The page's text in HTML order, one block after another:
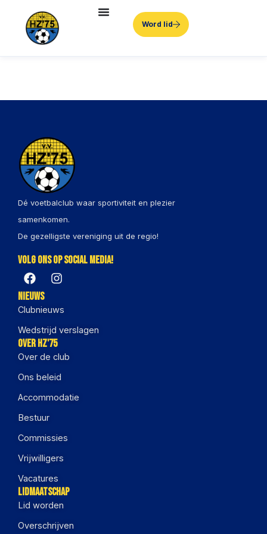
Word lid
Dé voetbalclub waar sportiviteit en plezier
samenkomen.
De gezelligste vereniging uit de regio!
Volg ons op social media!
Nieuws
Clubnieuws
Wedstrijd verslagen
Over HZ'75
Over de club
Ons beleid
Accommodatie
Bestuur
Commissies
Vrijwilligers
Vacatures
Lidmaatschap
Lid worden
Overschrijven